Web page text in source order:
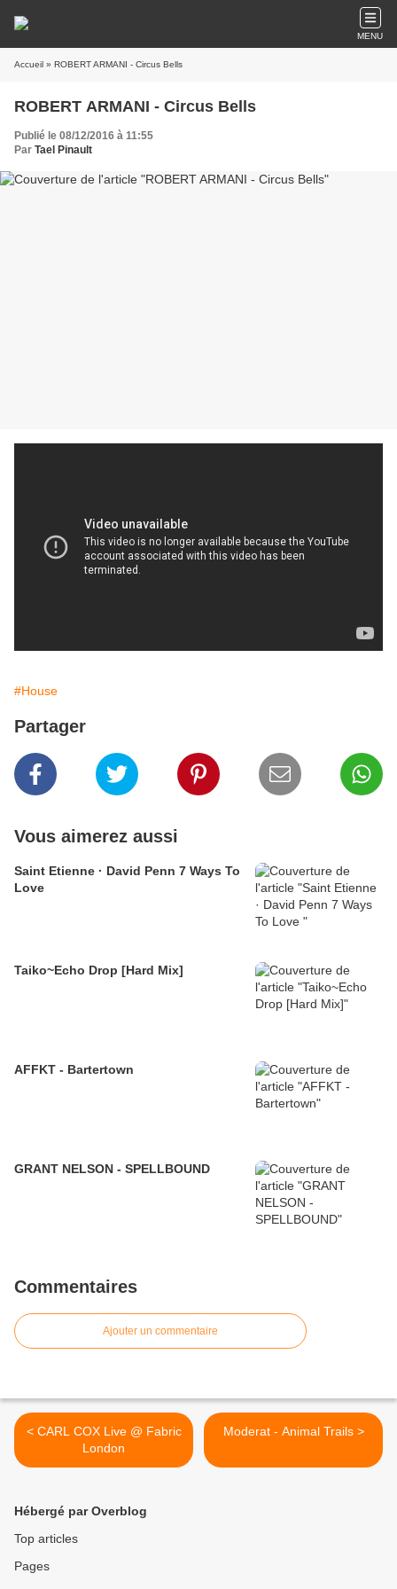
MENU
Accueil » ROBERT ARMANI - Circus Bells
ROBERT ARMANI - Circus Bells
Publié le 08/12/2016 à 11:55
Par Tael Pinault
#House
Partager
Vous aimerez aussi
Saint Etienne · David Penn 7 Ways To
Love
Taiko~Echo Drop [Hard Mix]
AFFKT - Bartertown
GRANT NELSON - SPELLBOUND
Commentaires
Ajouter un commentaire
< CARL COX Live @ Fabric
London
Moderat - Animal Trails >
Hébergé par Overblog
Top articles
Pages